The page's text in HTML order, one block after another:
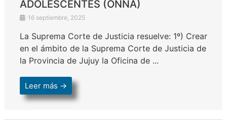
ADOLESCENTES (ONNA)
16 septiembre, 2025
La Suprema Corte de Justicia resuelve: 1º) Crear
en el ámbito de la Suprema Corte de Justicia de
la Provincia de Jujuy la Oficina de ...
Leer más →